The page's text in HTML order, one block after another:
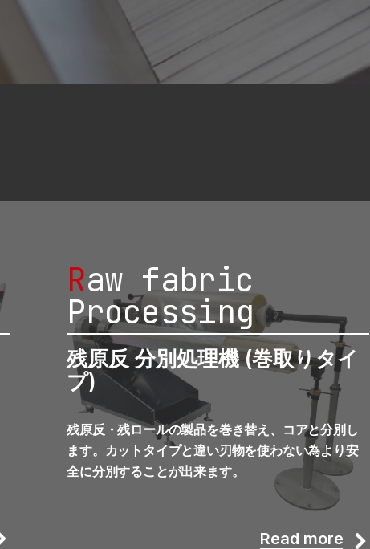
Raw fabric
Processing
残原反 分別処理機 (巻取りタイ
プ)
残原反・残ロールの製品を巻き替え、コアと分別し
ます。カットタイプと違い刃物を使わない為より安
全に分別することが出来ます。
Read more